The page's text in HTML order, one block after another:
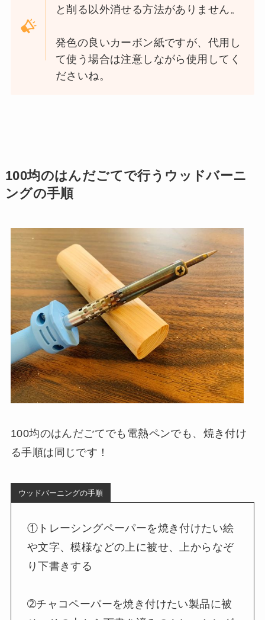
と削る以外消せる方法がありません。
発色の良いカーボン紙ですが、代用し
て使う場合は注意しながら使用してく
ださいね。
100均のはんだごてで行うウッドバーニ
ングの手順
100均のはんだごてでも電熱ペンでも、焼き付け
る手順は同じです！
ウッドバーニングの手順
①トレーシングペーパーを焼き付けたい絵
や文字、模様などの上に被せ、上からなぞ
り下書きする
➁チャコペーパーを焼き付けたい製品に被